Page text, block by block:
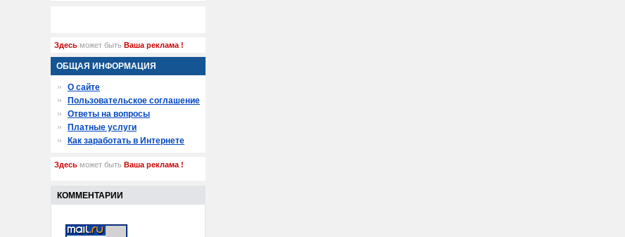
Здесь может быть Ваша реклама !
ОБЩАЯ ИНФОРМАЦИЯ
О сайте
Пользовательское соглашение
Ответы на вопросы
Платные услуги
Как заработать в Интернете
Здесь может быть Ваша реклама !
КОММЕНТАРИИ